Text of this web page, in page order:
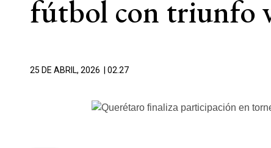
fútbol con triunfo
25 DE ABRIL, 2026 | 02.27